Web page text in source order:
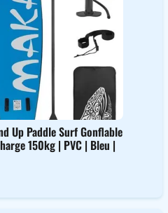
Up Paddle Surf Gonflable
150kg | PVC | Bleu |